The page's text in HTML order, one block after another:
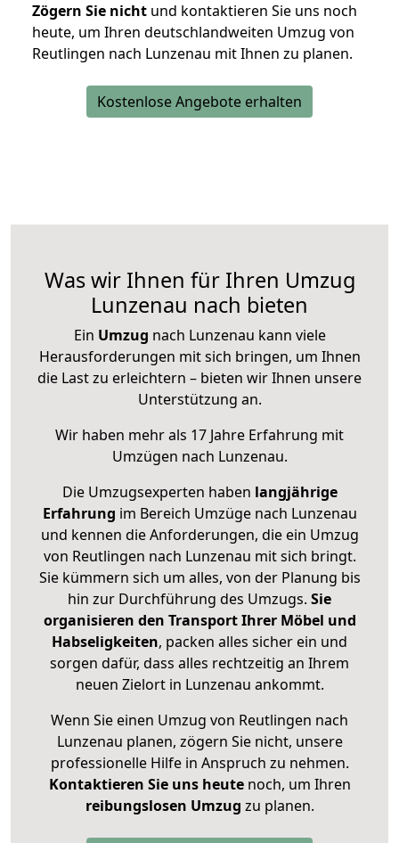
Zögern Sie nicht und kontaktieren Sie uns noch
heute, um Ihren deutschlandweiten Umzug von
Reutlingen nach Lunzenau mit Ihnen zu planen.
Kostenlose Angebote erhalten
Was wir Ihnen für Ihren Umzug
Lunzenau nach bieten
Ein Umzug nach Lunzenau kann viele
Herausforderungen mit sich bringen, um Ihnen
die Last zu erleichtern – bieten wir Ihnen unsere
Unterstützung an.
Wir haben mehr als 17 Jahre Erfahrung mit
Umzügen nach Lunzenau.
Die Umzugsexperten haben langjährige
Erfahrung im Bereich Umzüge nach Lunzenau
und kennen die Anforderungen, die ein Umzug
von Reutlingen nach Lunzenau mit sich bringt.
Sie kümmern sich um alles, von der Planung bis
hin zur Durchführung des Umzugs. Sie
organisieren den Transport Ihrer Möbel und
Habseligkeiten, packen alles sicher ein und
sorgen dafür, dass alles rechtzeitig an Ihrem
neuen Zielort in Lunzenau ankommt.
Wenn Sie einen Umzug von Reutlingen nach
Lunzenau planen, zögern Sie nicht, unsere
professionelle Hilfe in Anspruch zu nehmen.
Kontaktieren Sie uns heutenoch, um Ihren
reibungslosen Umzug zu planen.